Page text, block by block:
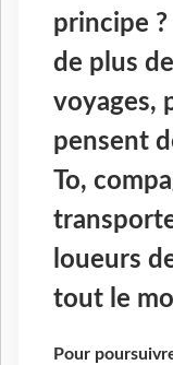
principe
de plus
voyages,
pensent
To,
loueurs
tout le
Pour